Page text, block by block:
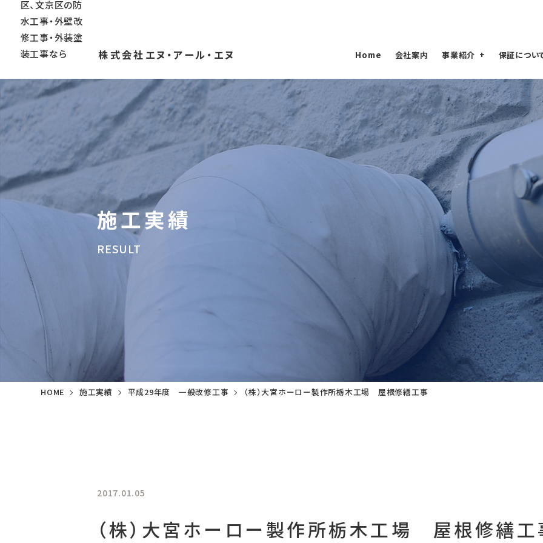
株式会社エヌ・アール・エヌ Home 会社案内 事業紹介 保証につい
施工実績
RESULT
HOME 施工実績 平成29年度 一般改修工事 （株）大宮ホーロー製作所栃木工場 屋根修繕工事
2017.01.05
（株）大宮ホーロー製作所栃木工場 屋根修繕